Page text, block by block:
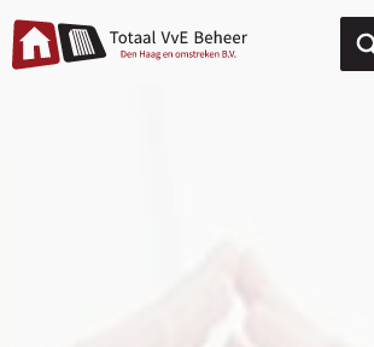
Ruim 3.000 VvE’s gingen je voor